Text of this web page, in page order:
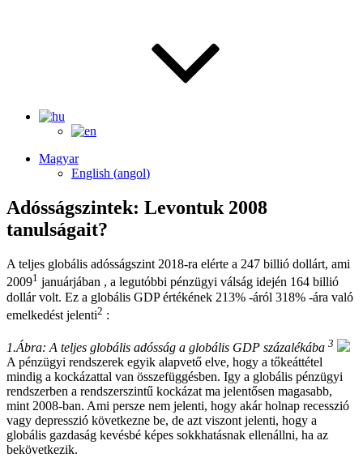
Magyar
English (angol)
Adósságszintek: Levontuk 2008
tanulságait?
A teljes globális adósságszint 2018-ra elérte a 247 billió dollárt, ami
20091 januárjában , a legutóbbi pénzügyi válság idején 164 billió
dollár volt. Ez a globális GDP értékének 213% -áról 318% -ára való
emelkedést jelenti2 :
1.Ábra: A teljes globális adósság a globális GDP százalékába 3
A pénzügyi rendszerek egyik alapvető elve, hogy a tőkeáttétel
mindig a kockázattal van összefüggésben. Igy a globális pénzügyi
rendszerben a rendszerszintű kockázat ma jelentősen magasabb,
mint 2008-ban. Ami persze nem jelenti, hogy akár holnap recesszió
vagy depresszió következne be, de azt viszont jelenti, hogy a
globális gazdaság kevésbé képes sokkhatásnak ellenállni, ha az
bekövetkezik.